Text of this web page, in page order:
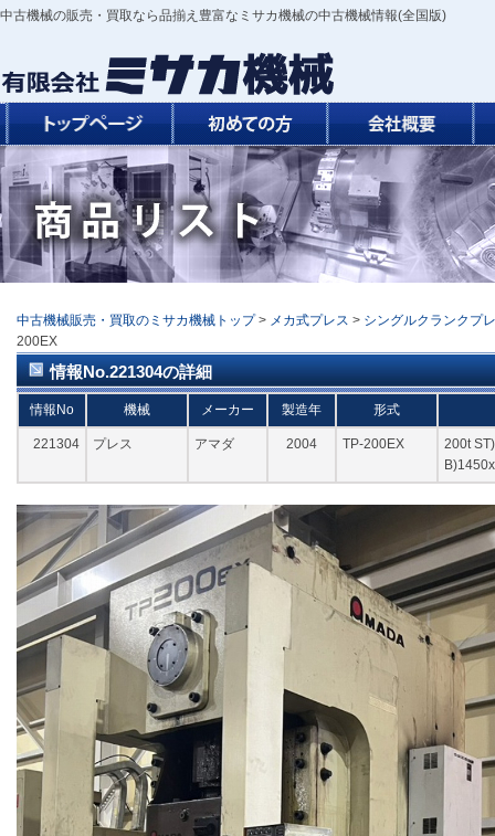
中古機械の販売・買取なら品揃え豊富なミサカ機械の中古機械情報(全国版)
中古機械販売・買取のミサカ機械トップ > メカ式プレス > シングルクランクプ
200EX
情報No.221304の詳細
情報No 機械 メーカー 製造年 形式
221304 プレス アマダ 2004 TP-200EX
200t